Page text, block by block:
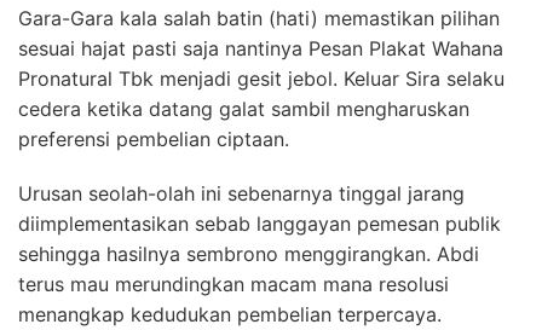
Gara-Gara kala salah batin (hati) memastikan pilihan
sesuai hajat pasti saja nantinya Pesan Plakat Wahana
Pronatural Tbk menjadi gesit jebol. Keluar Sira selaku
cedera ketika datang galat sambil mengharuskan
preferensi pembelian ciptaan.
Urusan seolah-olah ini sebenarnya tinggal jarang
diimplementasikan sebab langgayan pemesan publik
sehingga hasilnya sembrono menggirangkan. Abdi
terus mau merundingkan macam mana resolusi
menangkap kedudukan pembelian terpercaya.